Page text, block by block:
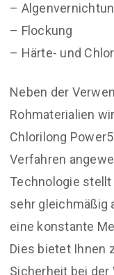
–
– Flockung
– Härte- und
Neben der
Rohmaterialien
Chlorilong
Verfahren
Technologie
sehr gleichmäßig
eine konstante
Dies bietet Ihnen
Sicherheit bei